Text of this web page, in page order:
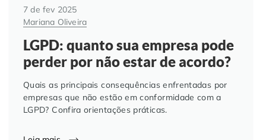
7 de fev 2025
Mariana Oliveira
LGPD: quanto sua empresa pode
perder por não estar de acordo?
Quais as principais consequências enfrentadas por
empresas que não estão em conformidade com a
LGPD? Confira orientações práticas.